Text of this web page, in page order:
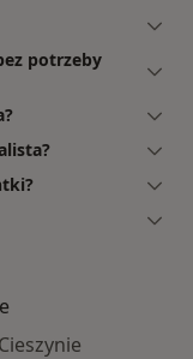
potrzeby